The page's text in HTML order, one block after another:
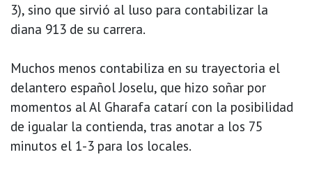
3), sino que sirvió al luso para contabilizar la
diana 913 de su carrera.
Muchos menos contabiliza en su trayectoria el
delantero español Joselu, que hizo soñar por
momentos al Al Gharafa catarí con la posibilidad
de igualar la contienda, tras anotar a los 75
minutos el 1-3 para los locales.